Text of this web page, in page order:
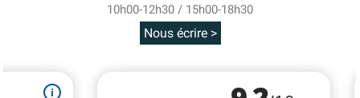
10h00-12h30 / 15h00-18h30
Nous écrire >